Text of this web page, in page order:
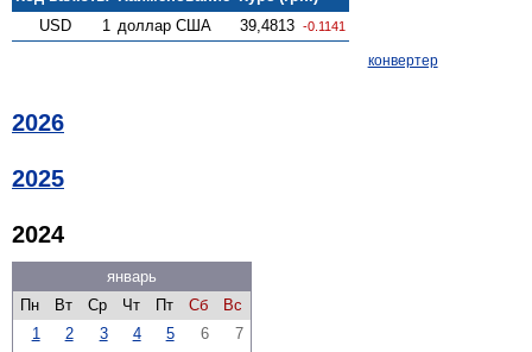
USD
1 доллар США 39,4813 -0.1141
конвертер
2026
2025
2024
январь
Пн
Вт Ср Чт Пт Сб
Вс
1
2 3 4 5 6
7